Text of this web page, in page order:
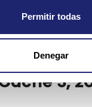
Permitir todas
Denegar
Gold
3,